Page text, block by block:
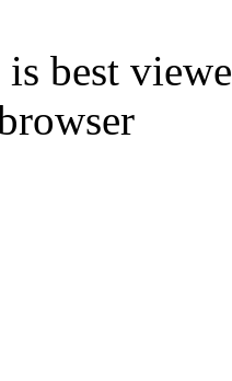
is best